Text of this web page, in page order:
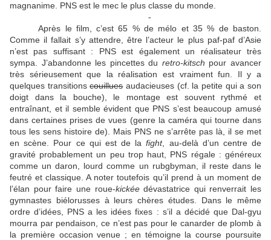
magnanime. PNS est le mec le plus classe du monde.
-
Après le film, c’est 65 % de mélo et 35 % de baston.
Comme il fallait s’y attendre, être l’acteur le plus paf-paf d’Asie
n’est pas suffisant : PNS est également un réalisateur très
sympa. J’abandonne les pincettes du retro-kitsch pour avancer
très sérieusement que la réalisation est vraiment fun. Il y a
quelques transitionscouilluesaudacieuses (cf. la petite qui a son
doigt dans la bouche), le montage est souvent rythmé et
entraînant, et il semble évident que PNS s’est beaucoup amusé
dans certaines prises de vues (genre la caméra qui tourne dans
tous les sens histoire de). Mais PNS ne s’arrête pas là, il se met
en scène. Pour ce qui est de lafight, au-delà d’un centre de
gravité probablement un peu trop haut, PNS régale : généreux
comme un daron, lourd comme un rubgbyman, il reste dans le
feutré et classique. A noter toutefois qu’il prend à un moment de
l’élan pour faire une roue-kickéedévastatrice qui renverrait les
gymnastes biélorusses à leurs chères études. Dans le même
ordre d’idées, PNS a les idées fixes : s’il a décidé que Dal-gyu
mourra par pendaison, ce n’est pas pour le canarder de plomb à
la première occasion venue ; en témoigne la course poursuite